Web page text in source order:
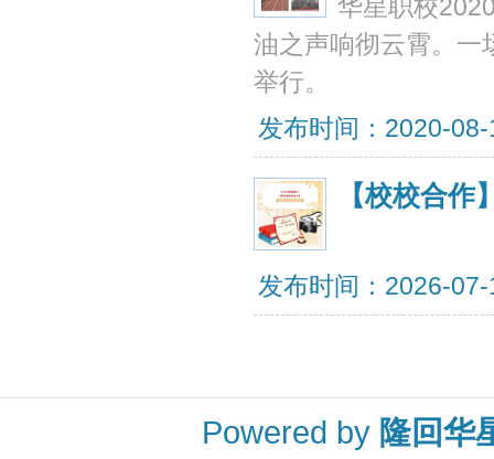
华星职校
油之声响彻云霄。一
举行。
发布时间：2020-
【校校合作
发布时间：2026-
Powered by 隆回华